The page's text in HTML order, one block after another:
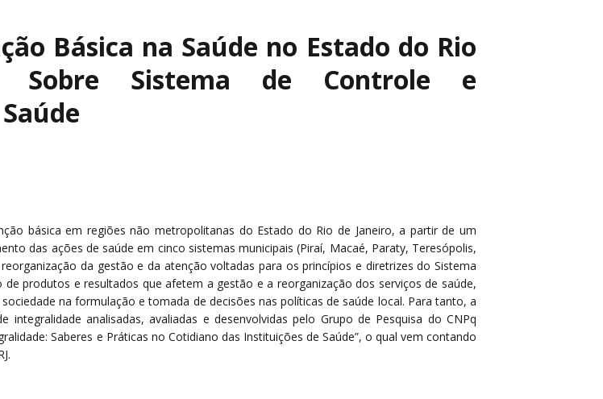
Básica na Saúde no Estado do Rio
Sobre Sistema de Controle e
básica em regiões não metropolitanas do Estado do Rio de Janeiro, a partir de um
das ações de saúde em cinco sistemas municipais (Piraí, Macaé, Paraty, Teresópolis,
da gestão e da atenção voltadas para os princípios e diretrizes do Sistema
de produtos e resultados que afetem a gestão e a reorganização dos serviços de saúde,
na formulação e tomada de decisões nas políticas de saúde local. Para tanto, a
analisadas, avaliadas e desenvolvidas pelo Grupo de Pesquisa do CNPq
Saberes e Práticas no Cotidiano das Instituições de Saúde”, o qual vem contando